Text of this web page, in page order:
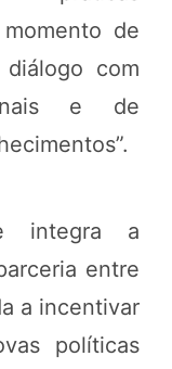
de
com
e de
integra a
entre
a incentivar
políticas